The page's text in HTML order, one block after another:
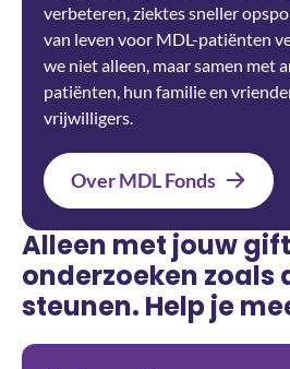
verbeteren, ziektes sneller
van leven voor MDL-patiënten
we niet alleen, maar samen met
patiënten, hun familie en
vrijwilligers.
Over MDL Fonds
Alleen met jouw
onderzoeken zoals
steunen. Help je